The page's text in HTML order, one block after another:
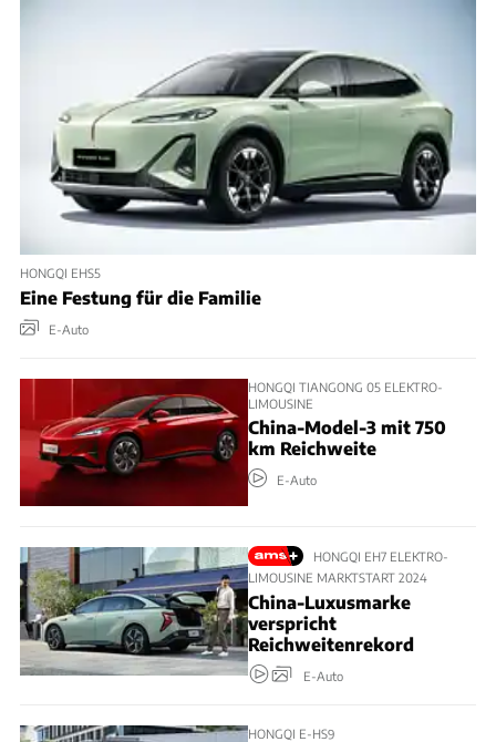
HONGQI EHS5
Eine Festung für die Familie
E-Auto
HONGQI TIANGONG 05 ELEKTRO-
LIMOUSINE
China-Model-3 mit 750
km Reichweite
E-Auto
HONGQI EH7 ELEKTRO-
LIMOUSINE MARKTSTART 2024
China-Luxusmarke
verspricht
Reichweitenrekord
E-Auto
HONGQI E-HS9